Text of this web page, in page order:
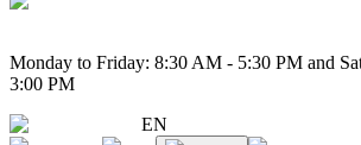
Monday to Friday: 8:30 AM - 5:30 PM and
3:00 PM
EN